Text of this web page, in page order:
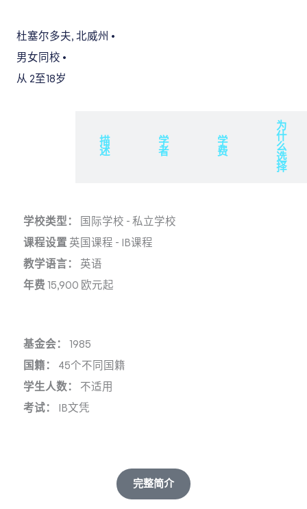
杜塞尔多夫, 北威州 •
男女同校 •
从 2 至18岁
描
述
学
者
学
费
为
什
么
选
择
学校类型： 国际学校 - 私立学校
课程设置 英国课程 - IB课程
教学语言： 英语
年费 15,900 欧元起
基金会： 1985
国籍： 45个不同国籍
学生人数： 不适用
考试： IB文凭
完整简介